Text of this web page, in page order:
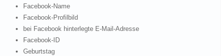
Facebook-Name
Facebook-Profilbild
bei Facebook hinterlegte E-Mail-Adresse
Facebook-ID
Geburtstag